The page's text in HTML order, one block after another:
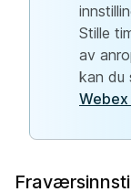
Stille
av
kan du
Webex